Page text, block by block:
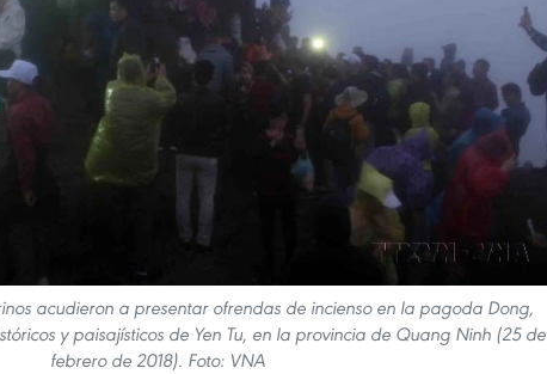
acudieron a presentar ofrendas de incienso en la pagoda Dong,
y paisajísticos de Yen Tu, en la provincia de Quang Ninh (25 de
febrero de 2018). Foto: VNA